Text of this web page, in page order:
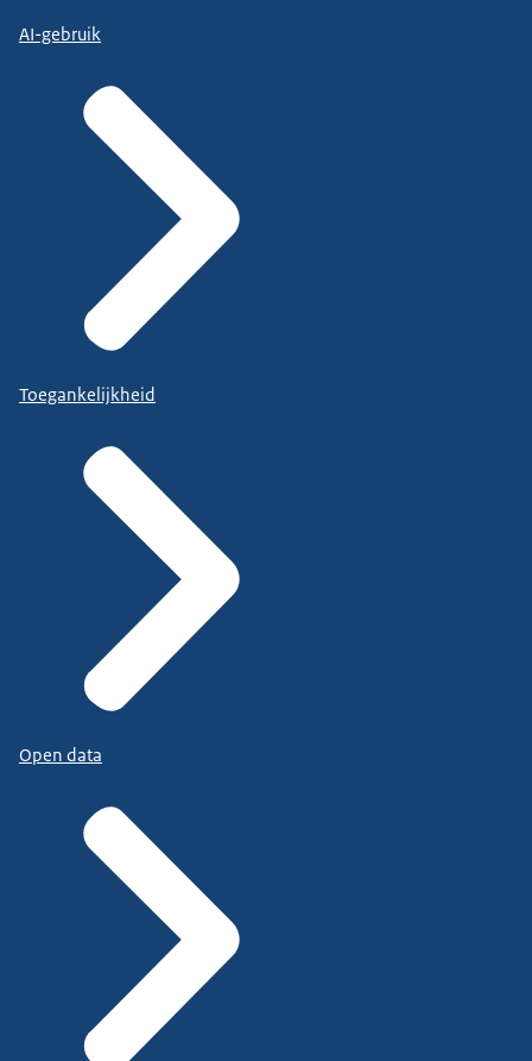
AI-gebruik
Toegankelijkheid
Open data